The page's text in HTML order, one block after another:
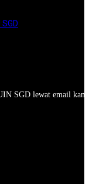
SGD lewat email